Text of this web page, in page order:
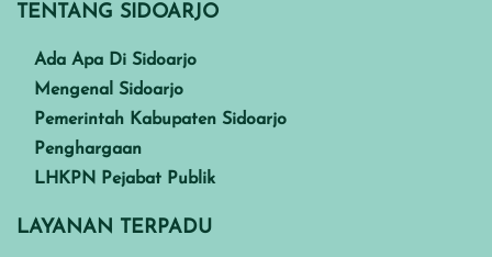
TENTANG SIDOARJO
Ada Apa Di Sidoarjo
Mengenal Sidoarjo
Pemerintah Kabupaten Sidoarjo
Penghargaan
LHKPN Pejabat Publik
LAYANAN TERPADU